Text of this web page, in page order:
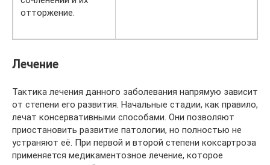
отторжение.
Лечение
Тактика лечения данного заболевания напрямую зависит
от степени его развития. Начальные стадии, как правило,
лечат консервативными способами. Они позволяют
приостановить развитие патологии, но полностью не
устраняют её. При первой и второй степени коксартроза
применяется медикаментозное лечение, которое